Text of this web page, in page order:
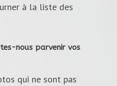
à la liste des
nous parvenir vos
qui ne sont pas